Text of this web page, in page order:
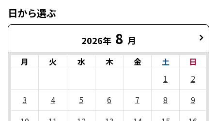
日から選ぶ
2026年 8 月
月 火 水 木 金 土
日
1
2
3
4 5 6 7 8
9